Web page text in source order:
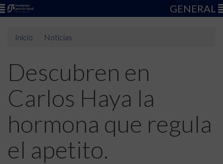
GENERAL
Inicio Noticias
Descubren en
Carlos Haya la
hormona que regula
el apetito.